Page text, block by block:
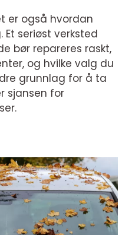
er også hvordan
seriøst verksted
bør repareres raskt,
og hvilke valg du
grunnlag for å ta
sjansen for